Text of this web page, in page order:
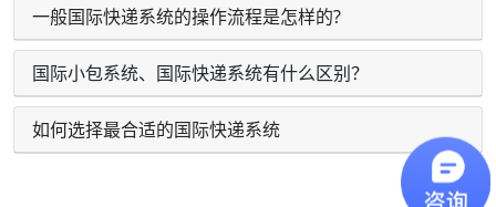
一般国际快递系统的操作流程是怎样的?
国际小包系统、国际快递系统有什么区别？
如何选择最合适的国际快递系统